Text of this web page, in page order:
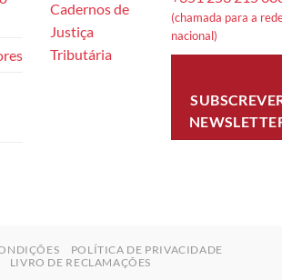
Cadernos de
Justiça
Tributária
(chamada para a
nacional)
POLÍTICA DE PRIVACIDADE
LIVRO DE RECLAMAÇÕES